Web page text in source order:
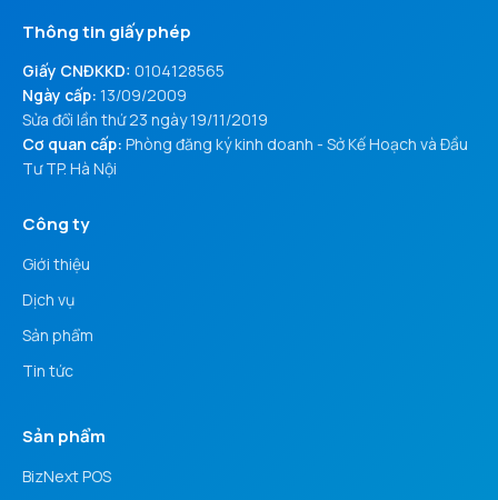
Thông tin giấy phép
Giấy CNĐKKD: 0104128565
Ngày cấp: 13/09/2009
Sửa đổi lần thứ 23 ngày 19/11/2019
Cơ quan cấp: Phòng đăng ký kinh doanh - Sở Kế Hoạch và Đầu
Tư TP. Hà Nội
Công ty
Giới thiệu
Dịch vụ
Sản phẩm
Tin tức
Sản phẩm
BizNext POS